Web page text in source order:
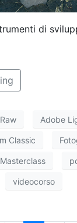
di
Adobe
Classic
Masterclass
videocorso